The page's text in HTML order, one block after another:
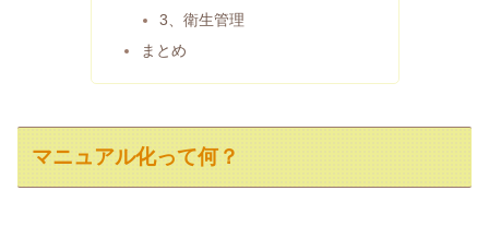
3、衛生管理
まとめ
マニュアル化って何？